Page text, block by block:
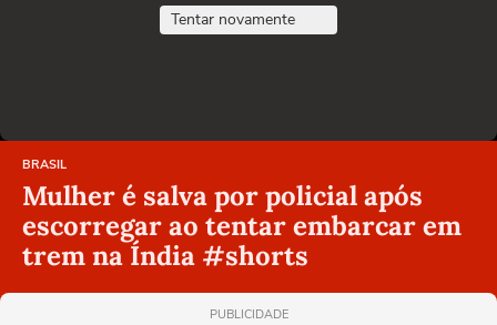
Tentar novamente
BRASIL
Mulher é salva por policial após
escorregar ao tentar embarcar em
trem na Índia #shorts
PUBLICIDADE